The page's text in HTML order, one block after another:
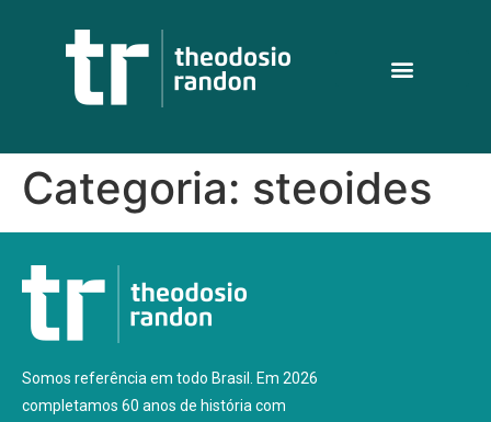
Categoria: steoides
Somos referência em todo Brasil. Em 2026
completamos 60 anos de história com